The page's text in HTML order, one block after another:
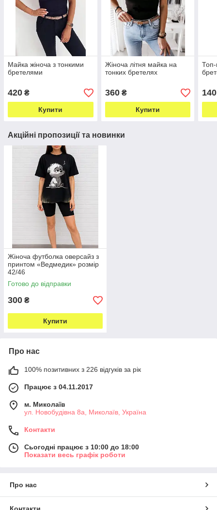
Майка жіноча з тонкими
бретелями
420 ₴
Купити
Жіноча літня майка на
тонких бретелях
360₴
Купити
Топ-
140
Акційні пропозиції та новинки
Жіноча футболка оверсайз з
принтом «Ведмедик» розмір
42/46
Готово до відправки
300 ₴
Купити
Про нас
100% позитивних з 226 відгуків за рік
Працює з 04.11.2017
м. Миколаїв
ул. Новобудівна 8а, Миколаїв, Україна
Контакти
Сьогодні працює з 10:00 до 18:00
Показати весь графік роботи
Про нас